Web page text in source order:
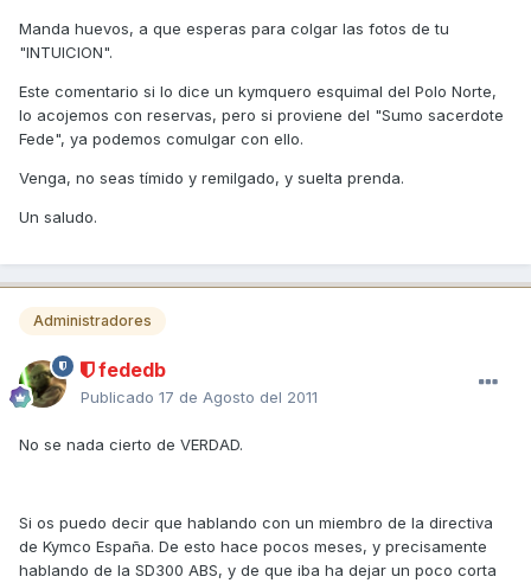
Manda huevos, a que esperas para colgar las fotos de tu
"INTUICION".
Este comentario si lo dice un kymquero esquimal del Polo Norte,
lo acojemos con reservas, pero si proviene del "Sumo sacerdote
Fede", ya podemos comulgar con ello.
Venga, no seas tímido y remilgado, y suelta prenda.
Un saludo.
Administradores
fededb
Publicado 17 de Agosto del 2011
No se nada cierto de VERDAD.
Si os puedo decir que hablando con un miembro de la directiva
de Kymco España. De esto hace pocos meses, y precisamente
hablando de la SD300 ABS, y de que iba ha dejar un poco corta